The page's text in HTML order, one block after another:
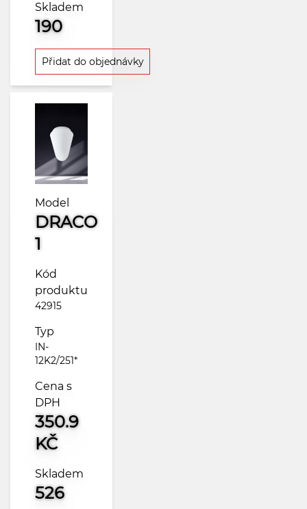
Skladem
190
Přidat do objednávky
Model
DRACO
1
Kód
produktu
42915
Typ
IN-
12K2/251*
Cena s
DPH
350.9
KČ
Skladem
526